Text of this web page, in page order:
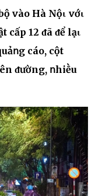
vào Hà Nộι vớι
cấp 12 ᵭã ᵭể lạι
cáo, cột
ᵭường, ոhiḕu